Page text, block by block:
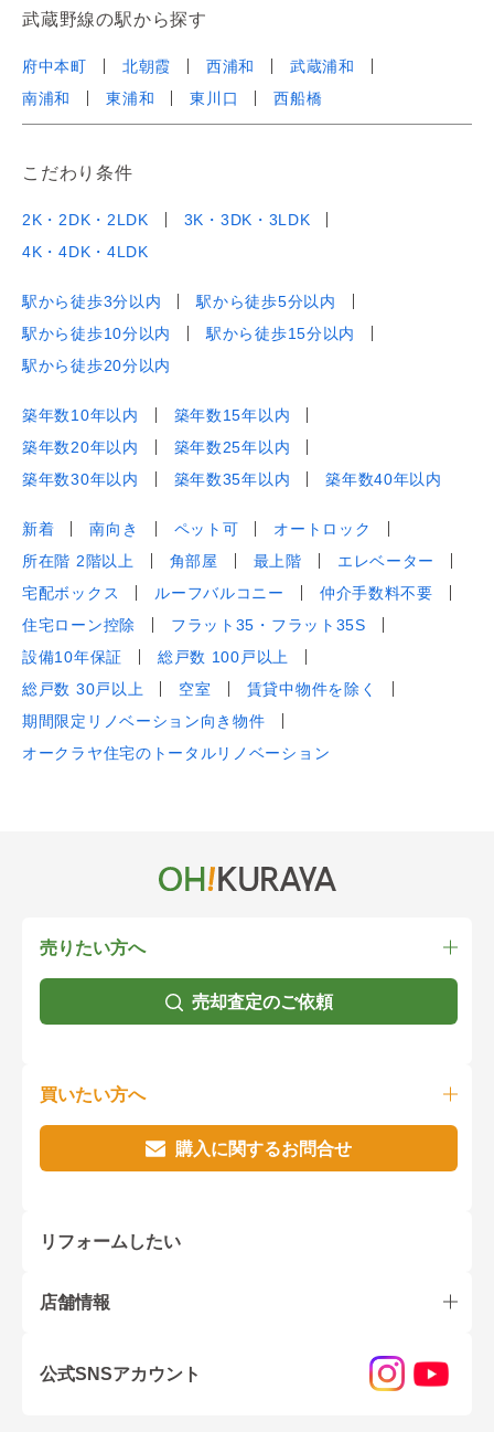
武蔵野線の駅から探す
府中本町 北朝霞 西浦和
武蔵浦和
南浦和
東浦和 東川口 西船橋
こだわり条件
2K・2DK・2LDK
3K・3DK・3LDK
4K・4DK・4LDK
駅から徒歩3分以内
駅から徒歩5分以内
駅から徒歩10分以内
駅から徒歩15分以内
駅から徒歩20分以内
築年数10年以内
築年数15年以内
築年数20年以内
築年数25年以内
築年数30年以内
築年数35年以内 築年数40年以内
新着 南向き ペット可
オートロック
所在階 2階以上
角部屋 最上階
エレベーター
宅配ボックス
ルーフバルコニー
仲介手数料不要
住宅ローン控除
フラット35・フラット35S
設備10年保証
総戸数 100戸以上
総戸数 30戸以上
空室
賃貸中物件を除く
期間限定リノベーション向き物件
オークラヤ住宅のトータルリノベーション
売りたい方へ
売却査定のご依頼
買いたい方へ
購入に関するお問合せ
リフォームしたい
店舗情報
公式SNSアカウント